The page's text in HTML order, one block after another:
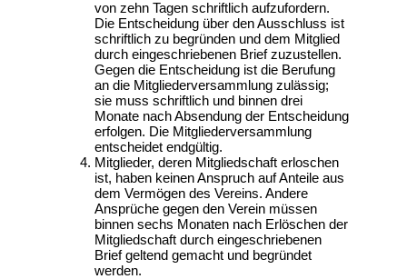
von zehn Tagen schriftlich aufzufordern.
Die Entscheidung über den Ausschluss ist
schriftlich zu begründen und dem Mitglied
durch eingeschriebenen Brief zuzustellen.
Gegen die Entscheidung ist die Berufung
an die Mitgliederversammlung zulässig;
sie muss schriftlich und binnen drei
Monate nach Absendung der Entscheidung
erfolgen. Die Mitgliederversammlung
entscheidet endgültig.
Mitglieder, deren Mitgliedschaft erloschen
ist, haben keinen Anspruch auf Anteile aus
dem Vermögen des Vereins. Andere
Ansprüche gegen den Verein müssen
binnen sechs Monaten nach Erlöschen der
Mitgliedschaft durch eingeschriebenen
Brief geltend gemacht und begründet
werden.